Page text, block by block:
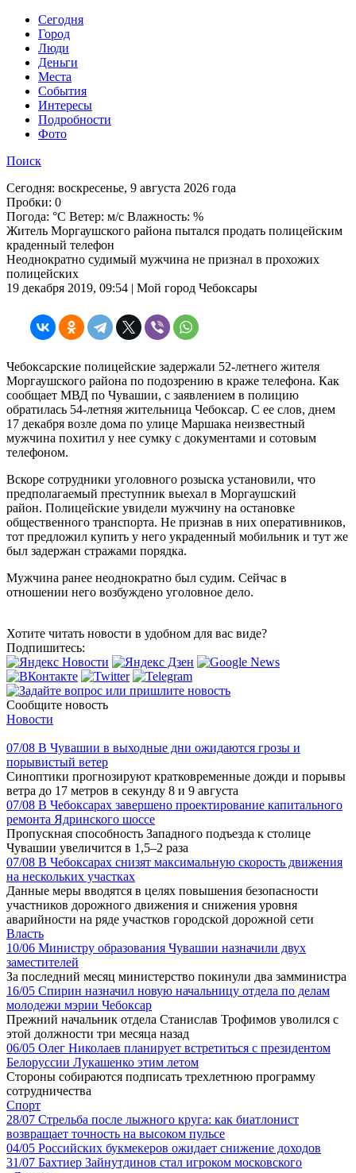
Cегодня
Город
Люди
Деньги
Места
События
Интересы
Подробности
Фото
Поиск
Сегодня: воскресенье, 9 августа 2026 года
Пробки: 0
Погода: °C Ветер: м/с Влажность: %
Житель Моргаушского района пытался продать полицейским
краденный телефон
Неоднократно судимый мужчина не признал в прохожих
полицейских
19 декабря 2019, 09:54 | Мой город Чебоксары
Чебоксарские полицейские задержали 52-летнего жителя
Моргаушского района по подозрению в краже телефона. Как
сообщает МВД по Чувашии, с заявлением в полицию
обратилась 54-летняя жительница Чебоксар. С ее слов, днем
17 декабря возле дома по улице Маршака неизвестный
мужчина похитил у нее сумку с документами и сотовым
телефоном.
Вскоре сотрудники уголовного розыска установили, что
предполагаемый преступник выехал в Моргаушский
район. Полицейские увидели мужчину на остановке
общественного транспорта. Не признав в них оперативников,
тот предложил купить у него украденный мобильник и тут же
был задержан стражами порядка.
Мужчина ранее неоднократно был судим. Сейчас в
отношении него возбуждено уголовное дело.
Хотите читать новости в удобном для вас виде?
Подпишитесь:
Сообщите новость
Новости
07/08 В Чувашии в выходные дни ожидаются грозы и
порывистый ветер
Синоптики прогнозируют кратковременные дожди и порывы
ветра до 17 метров в секунду 8 и 9 августа
07/08 В Чебоксарах завершено проектирование капитального
ремонта Ядринского шоссе
Пропускная способность Западного подъезда к столице
Чувашии увеличится в 1,5–2 раза
07/08 В Чебоксарах снизят максимальную скорость движения
на нескольких участках
Данные меры вводятся в целях повышения безопасности
участников дорожного движения и снижения уровня
аварийности на ряде участков городской дорожной сети
Власть
10/06 Министру образования Чувашии назначили двух
заместителей
За последний месяц министерство покинули два замминистра
16/05 Спирин назначил новую начальницу отдела по делам
молодежи мэрии Чебоксар
Прежний начальник отдела Станислав Трофимов уволился с
этой должности три месяца назад
06/05 Олег Николаев планирует встретиться с президентом
Белоруссии Лукашенко этим летом
Стороны собираются подписать трехлетнюю программу
сотрудничества
Спорт
28/07 Стрельба после лыжного круга: как биатлонист
возвращает точность на высоком пульсе
04/05 Российских букмекеров ожидает снижение доходов
31/07 Бахтиер Зайнутдинов стал игроком московского